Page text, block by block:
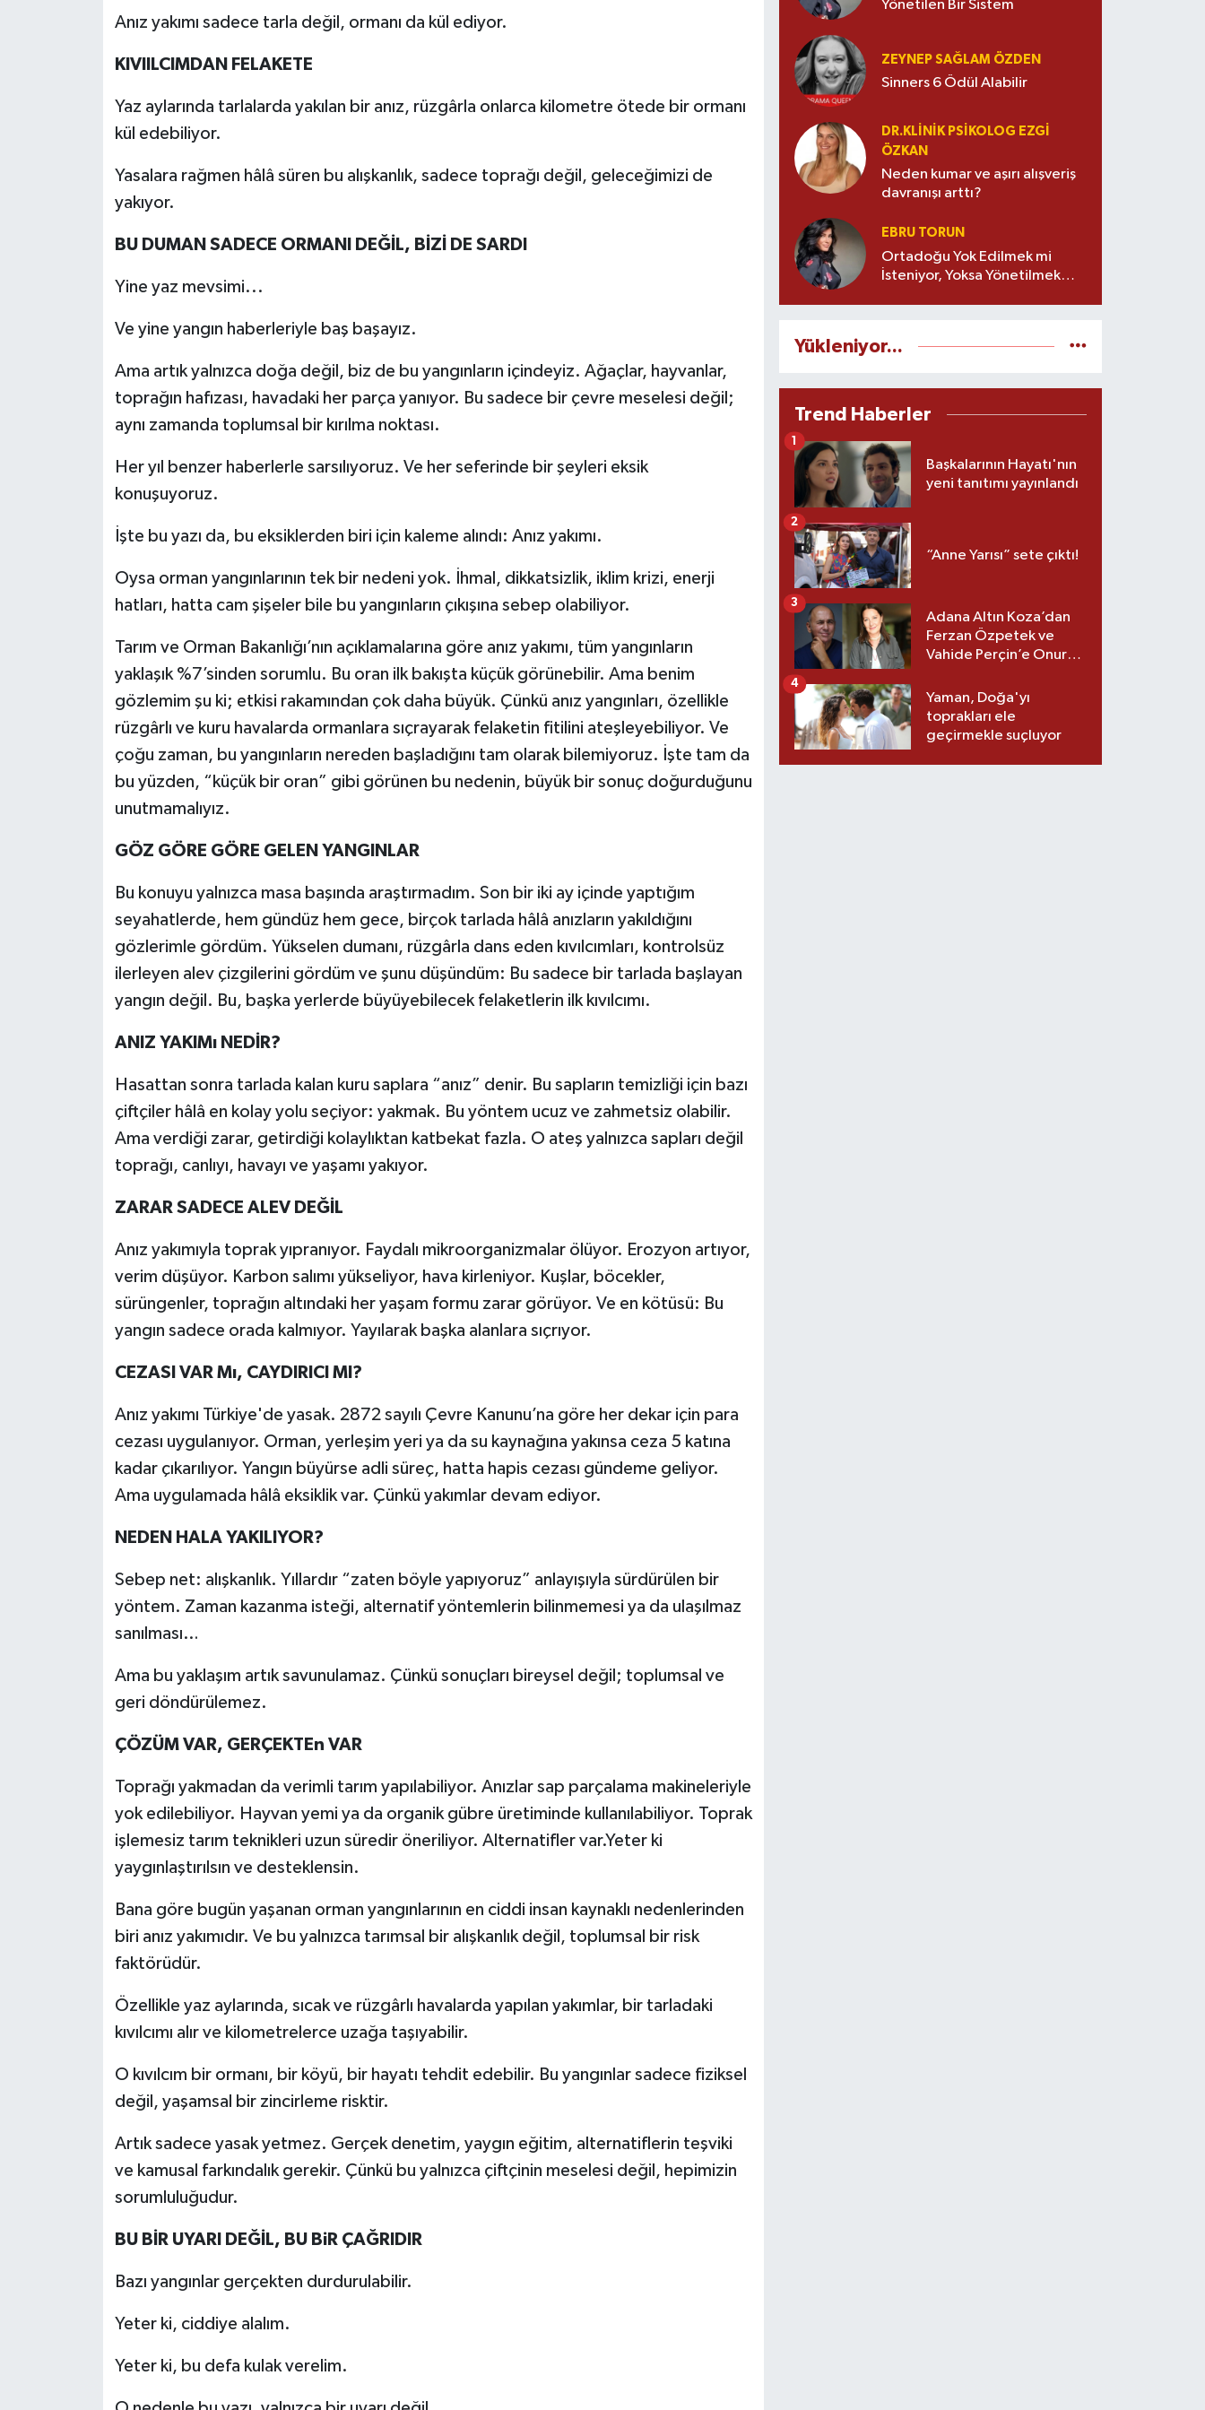
Anız yakımı sadece tarla değil, ormanı da kül ediyor.
KIVIlLCIMDAN FELAKETE
Yaz aylarında tarlalarda yakılan bir anız, rüzgârla onlarca kilometre ötede bir ormanı
kül edebiliyor.
Yasalara rağmen hâlâ süren bu alışkanlık, sadece toprağı değil, geleceğimizi de
yakıyor.
BU DUMAN SADECE ORMANI DEĞİL, BİZİ DE SARDI
Yine yaz mevsimi...
Ve yine yangın haberleriyle baş başayız.
Ama artık yalnızca doğa değil, biz de bu yangınların içindeyiz. Ağaçlar, hayvanlar,
toprağın hafızası, havadaki her parça yanıyor. Bu sadece bir çevre meselesi değil;
aynı zamanda toplumsal bir kırılma noktası.
Her yıl benzer haberlerle sarsılıyoruz. Ve her seferinde bir şeyleri eksik
konuşuyoruz.
İşte bu yazı da, bu eksiklerden biri için kaleme alındı: Anız yakımı.
Oysa orman yangınlarının tek bir nedeni yok. İhmal, dikkatsizlik, iklim krizi, enerji
hatları, hatta cam şişeler bile bu yangınların çıkışına sebep olabiliyor.
Tarım ve Orman Bakanlığı’nın açıklamalarına göre anız yakımı, tüm yangınların
yaklaşık %7’sinden sorumlu. Bu oran ilk bakışta küçük görünebilir. Ama benim
gözlemim şu ki; etkisi rakamından çok daha büyük. Çünkü anız yangınları, özellikle
rüzgârlı ve kuru havalarda ormanlara sıçrayarak felaketin fitilini ateşleyebiliyor. Ve
çoğu zaman, bu yangınların nereden başladığını tam olarak bilemiyoruz. İşte tam da
bu yüzden, “küçük bir oran” gibi görünen bu nedenin, büyük bir sonuç doğurduğunu
unutmamalıyız.
GÖZ GÖRE GÖRE GELEN YANGINLAR
Bu konuyu yalnızca masa başında araştırmadım. Son bir iki ay içinde yaptığım
seyahatlerde, hem gündüz hem gece, birçok tarlada hâlâ anızların yakıldığını
gözlerimle gördüm. Yükselen dumanı, rüzgârla dans eden kıvılcımları, kontrolsüz
ilerleyen alev çizgilerini gördüm ve şunu düşündüm: Bu sadece bir tarlada başlayan
yangın değil. Bu, başka yerlerde büyüyebilecek felaketlerin ilk kıvılcımı.
ANIZ YAKIMı NEDİR?
Hasattan sonra tarlada kalan kuru saplara “anız” denir. Bu sapların temizliği için bazı
çiftçiler hâlâ en kolay yolu seçiyor: yakmak. Bu yöntem ucuz ve zahmetsiz olabilir.
Ama verdiği zarar, getirdiği kolaylıktan katbekat fazla. O ateş yalnızca sapları değil
toprağı, canlıyı, havayı ve yaşamı yakıyor.
ZARAR SADECE ALEV DEĞİL
Anız yakımıyla toprak yıpranıyor. Faydalı mikroorganizmalar ölüyor. Erozyon artıyor,
verim düşüyor. Karbon salımı yükseliyor, hava kirleniyor. Kuşlar, böcekler,
sürüngenler, toprağın altındaki her yaşam formu zarar görüyor. Ve en kötüsü: Bu
yangın sadece orada kalmıyor. Yayılarak başka alanlara sıçrıyor.
CEZASI VAR Mı, CAYDIRICI MI?
Anız yakımı Türkiye'de yasak. 2872 sayılı Çevre Kanunu’na göre her dekar için para
cezası uygulanıyor. Orman, yerleşim yeri ya da su kaynağına yakınsa ceza 5 katına
kadar çıkarılıyor. Yangın büyürse adli süreç, hatta hapis cezası gündeme geliyor.
Ama uygulamada hâlâ eksiklik var. Çünkü yakımlar devam ediyor.
NEDEN HALA YAKILIYOR?
Sebep net: alışkanlık. Yıllardır “zaten böyle yapıyoruz” anlayışıyla sürdürülen bir
yöntem. Zaman kazanma isteği, alternatif yöntemlerin bilinmemesi ya da ulaşılmaz
sanılması…
Ama bu yaklaşım artık savunulamaz. Çünkü sonuçları bireysel değil; toplumsal ve
geri döndürülemez.
ÇÖZÜM VAR, GERÇEKTEn VAR
Toprağı yakmadan da verimli tarım yapılabiliyor. Anızlar sap parçalama makineleriyle
yok edilebiliyor. Hayvan yemi ya da organik gübre üretiminde kullanılabiliyor. Toprak
işlemesiz tarım teknikleri uzun süredir öneriliyor. Alternatifler var.Yeter ki
yaygınlaştırılsın ve desteklensin.
Bana göre bugün yaşanan orman yangınlarının en ciddi insan kaynaklı nedenlerinden
biri anız yakımıdır. Ve bu yalnızca tarımsal bir alışkanlık değil, toplumsal bir risk
faktörüdür.
Özellikle yaz aylarında, sıcak ve rüzgârlı havalarda yapılan yakımlar, bir tarladaki
kıvılcımı alır ve kilometrelerce uzağa taşıyabilir.
O kıvılcım bir ormanı, bir köyü, bir hayatı tehdit edebilir. Bu yangınlar sadece fiziksel
değil, yaşamsal bir zincirleme risktir.
Artık sadece yasak yetmez. Gerçek denetim, yaygın eğitim, alternatiflerin teşviki
ve kamusal farkındalık gerekir. Çünkü bu yalnızca çiftçinin meselesi değil, hepimizin
sorumluluğudur.
BU BİR UYARI DEĞİL, BU BiR ÇAĞRIDIR
Bazı yangınlar gerçekten durdurulabilir.
Yeter ki, ciddiye alalım.
Yeter ki, bu defa kulak verelim.
Yönetilen Bir Sistem
ZEYNEP SAĞLAM ÖZDEN
Sinners 6 Ödül Alabilir
DR.KLINIK PSIKOLOG EZGI
ÖZKAN
Neden kumar ve aşırı alışveriş
davranışı arttı?
EBRU TORUN
Ortadoğu Yok Edilmek mi
İsteniyor, Yoksa Yönetilmek
Yükleniyor...
Trend Haberler
Başkalarının Hayatı'nın
yeni tanıtımı yayınlandı
1
“Anne Yarısı” sete çıktı!
2
Adana Altın Koza’dan
Ferzan Özpetek ve
Vahide Perçin’e Onur
3
Yaman, Doğa'yı
toprakları ele
geçirmekle suçluyor
4